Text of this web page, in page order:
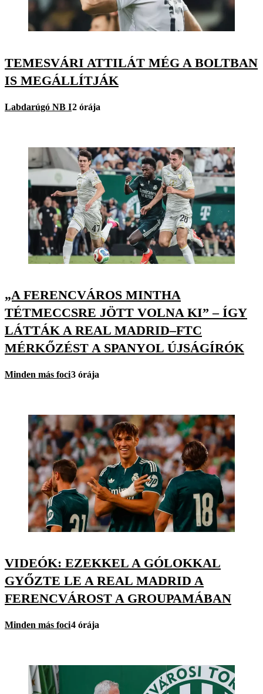
TEMESVÁRI ATTILÁT MÉG A BOLTBAN
IS MEGÁLLÍTJÁK
Labdarúgó NB I2 órája
„A FERENCVÁROS MINTHA
TÉTMECCSRE JÖTT VOLNA KI” – ÍGY
LÁTTÁK A REAL MADRID–FTC
MÉRKŐZÉST A SPANYOL ÚJSÁGÍRÓK
Minden más foci3 órája
VIDEÓK: EZEKKEL A GÓLOKKAL
GYŐZTE LE A REAL MADRID A
FERENCVÁROST A GROUPAMÁBAN
Minden más foci4 órája